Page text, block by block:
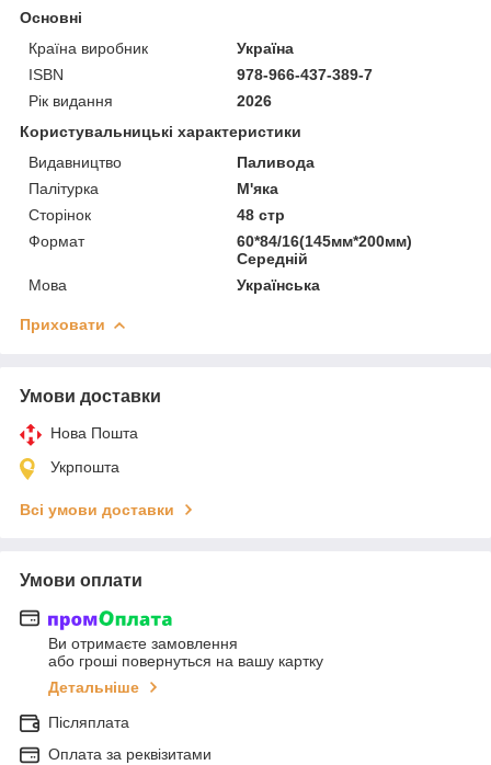
Основні
Країна виробник
Україна
ISBN
978-966-437-389-7
Рік видання
2026
Користувальницькі характеристики
Видавництво
Паливода
Палітурка
М'яка
Сторінок
48 стр
Формат
60*84/16(145мм*200мм)
Середній
Мова
Українська
Приховати
Умови доставки
Нова Пошта
Укрпошта
Всі умови доставки
Умови оплати
Ви отримаєте замовлення
або гроші повернуться на вашу картку
Детальніше
Післяплата
Оплата за реквізитами